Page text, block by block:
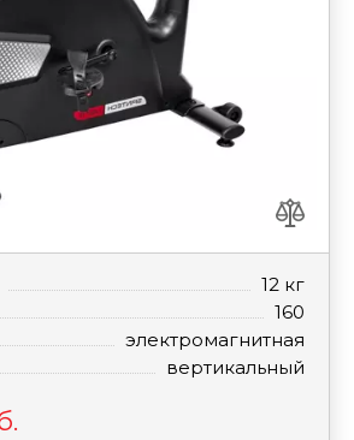
12 кг
160
электромагнитная
вертикальный